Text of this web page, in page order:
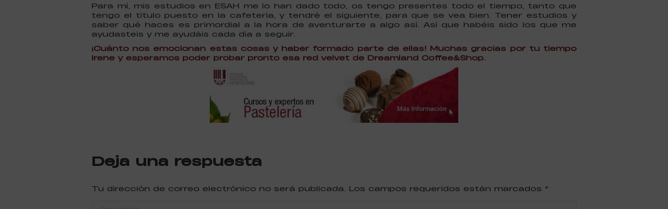
Para mí, mis estudios en ESAH me lo han dado todo, os tengo presentes todo el tiempo, tanto que
tengo el título puesto en la cafetería, y tendré el siguiente, para que se vea bien. Tener estudios y
saber qué haces es primordial a la hora de aventurarte a algo así. Así que habéis sido los que me
ayudasteis y me ayudáis cada día a seguir.
¡Cuánto nos emocionan estas cosas y haber formado parte de ellas! Muchas gracias por tu tiempo
Irene y esperamos poder probar pronto esa red velvet de Dreamland Coffee&Shop.
Deja una respuesta
Tu dirección de correo electrónico no será publicada. Los campos requeridos están marcados *